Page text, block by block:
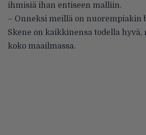
ihmisiä ihan entiseen malliin.
– Onneksi meillä on nuorempiakin
Skene on kaikkinensa todella hyvä,
koko maailmassa.